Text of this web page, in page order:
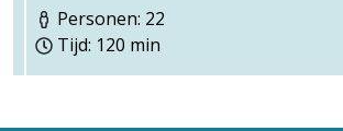
Personen: 22
Tijd: 120 min